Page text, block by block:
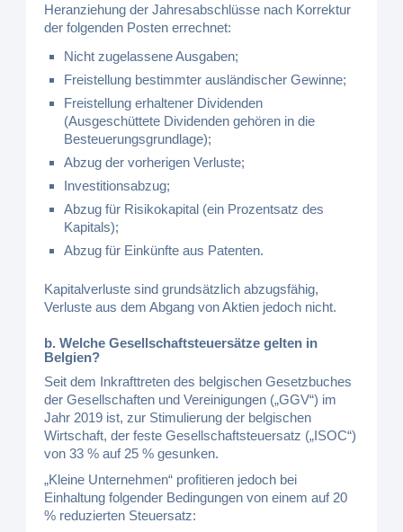
Heranziehung der Jahresabschlüsse nach Korrektur
der folgenden Posten errechnet:
Nicht zugelassene Ausgaben;
Freistellung bestimmter ausländischer Gewinne;
Freistellung erhaltener Dividenden
(Ausgeschüttete Dividenden gehören in die
Besteuerungsgrundlage);
Abzug der vorherigen Verluste;
Investitionsabzug;
Abzug für Risikokapital (ein Prozentsatz des
Kapitals);
Abzug für Einkünfte aus Patenten.
Kapitalverluste sind grundsätzlich abzugsfähig,
Verluste aus dem Abgang von Aktien jedoch nicht.
b. Welche Gesellschaftsteuersätze gelten in
Belgien?
Seit dem Inkrafttreten des belgischen Gesetzbuches
der Gesellschaften und Vereinigungen („GGV“) im
Jahr 2019 ist, zur Stimulierung der belgischen
Wirtschaft, der feste Gesellschaftsteuersatz („ISOC“)
von 33 % auf 25 % gesunken.
„Kleine Unternehmen“ profitieren jedoch bei
Einhaltung folgender Bedingungen von einem auf 20
% reduzierten Steuersatz: